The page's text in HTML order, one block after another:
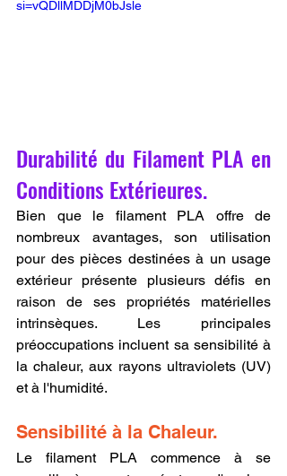
si=vQDllMDDjM0bJsle
Durabilité du Filament PLA en
Conditions Extérieures.
Bien que le filament PLA offre de
nombreux avantages, son utilisation
pour des pièces destinées à un usage
extérieur présente plusieurs défis en
raison de ses propriétés matérielles
intrinsèques. Les principales
préoccupations incluent sa sensibilité à
la chaleur, aux rayons ultraviolets (UV)
et à l'humidité.
Sensibilité à la Chaleur.
Le filament PLA commence à se